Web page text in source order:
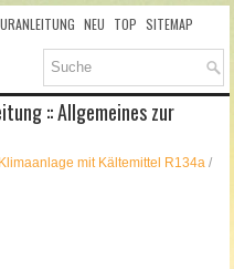
NEU TOP SITEMAP
:: Allgemeines zur
Klimaanlage mit Kältemittel R134a /